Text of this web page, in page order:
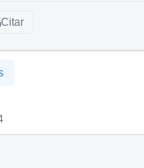
Citar